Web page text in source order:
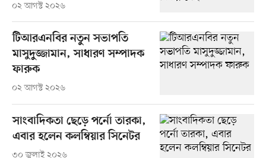
০২ আগস্ট ২০২৬
টিআরএনবির নতুন সভাপতি
মাসুদুজ্জামান, সাধারণ সম্পাদক
ফারুক
০২ আগস্ট ২০২৬
সাংবাদিকতা ছেড়ে পর্নো তারকা,
এবার হলেন কলম্বিয়ার সিনেটর
৩০ জুলাই ২০২৬